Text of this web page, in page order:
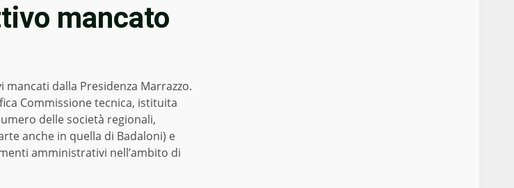
mancato
dalla Presidenza Marrazzo.
Commissione tecnica, istituita
delle società regionali,
anche in quella di Badaloni) e
amministrativi nell’ambito di